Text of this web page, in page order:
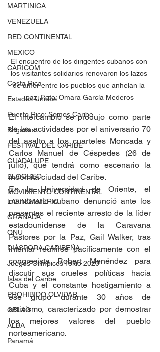
MARTINICA
VENEZUELA
RED CONTINENTAL
MEXICO
CARICOM
Costa Rica
Estados Unidos
Puerto Rico: Somos Caribe
Brigadas
FESTIVAL DEL CARIBE
GUADALUPE
BLOQUEO
MOVIMIENTO CONTINENTAL
LATINOAMERIC
GRANADA
ONU
DIÁSPORA CARIBEÑA
Juegos Olímpicos Tokio 2020
Islas del Caribe
PROHIBIDO OLVIDAR
CELAC
ALBA
Panamá
El encuentro de los dirigentes cubanos con
los visitantes solidarios renovaron los lazos
de amor entre los pueblos que anhelan la
paz. Foto: Omara García Mederos
El intercambio se produjo como parte
de las actividades por el aniversario 70
del asalto a los cuarteles Moncada y
Carlos Manuel de Céspedes (26 de
julio), que tendrá como escenario la
indómita ciudad del Caribe.
En la Universidad de Oriente, el
mandatario cubano denunció ante los
presentes el reciente arresto de la líder
estadounidense de la Caravana
Pastores por la Paz, Gail Walker, tras
intentar reunirse pacíficamente con el
congresista Robert Menéndez para
discutir sus crueles políticas hacia
Cuba y el constante hostigamiento a
ese grupo durante 30 años de
activismo, caracterizado por demostrar
los mejores valores del pueblo
norteamericano.